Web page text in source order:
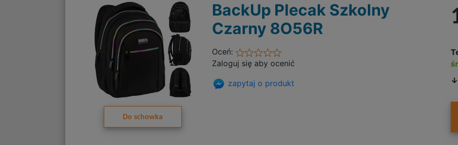
Do schowka
BackUp Plecak Szkolny
Czarny 8O56R
Oceń:
Zaloguj się aby ocenić
zapytaj o produkt